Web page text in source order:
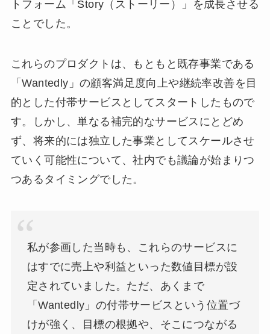
トフォーム「Story（ストーリー）」を成長させる
ことでした。
これらのプロダクトは、もともと既存事業である
「Wantedly」の顧客満足度向上や継続率改善を目
的とした付帯サービスとしてスタートしたもので
す。しかし、単なる補完的なサービスにとどめ
ず、将来的には独立した事業としてスケールさせ
ていく可能性について、社内でも議論が始まりつ
つあるタイミングでした。
私が参画した当時も、これらのサービスに
はすでに売上や利益といった数値目標が設
定されていました。ただ、あくまで
「Wantedly」の付帯サービスという位置づ
けが強く、目標の根拠や、そこにつながる